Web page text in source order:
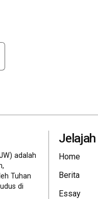
adalah
Tuhan
di
Jelajah
Home
Berita
Essay